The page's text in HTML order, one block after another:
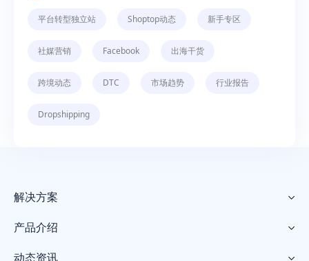
平台转型独立站 Shoptop动态 新手专区
社媒营销 Facebook 出海干货
跨境动态 DTC 市场趋势 行业报告
Dropshipping
解决方案 
产品介绍 
动态资讯 